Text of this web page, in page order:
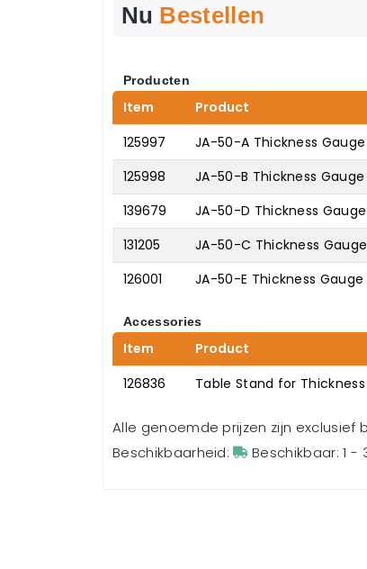
Nu Bestellen
Producten
Item Product
125997
JA-50-A Thickness
125998 JA-50-B Thickness
139679 JA-50-D Thickness
131205 JA-50-C Thickness
126001 JA-50-E Thickness
Accessories
Item Product
126836
Table Stand for
Alle genoemde prijzen zijn exclusief
Beschikbaarheid:
Beschikbaar: 1 -